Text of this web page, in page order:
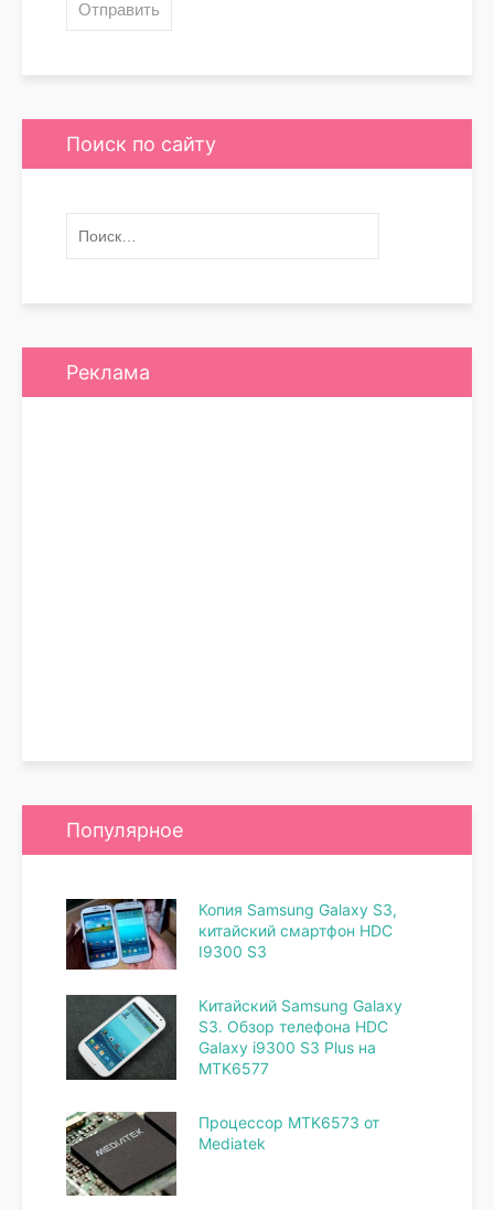
Поиск по сайту
Реклама
Популярное
Копия Samsung Galaxy S3,
китайский смартфон HDC
I9300 S3
Китайский Samsung Galaxy
S3. Обзор телефона HDC
Galaxy i9300 S3 Plus на
MTK6577
Процессор MTK6573 от
Mediatek